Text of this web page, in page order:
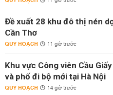
Đề xuất 28 khu đô thị nén
Cần Thơ
QUY HOẠCH 11 giờ trước
Khu vực Công viên Cầu
và phố đi bộ mới tại Hà Nội
QUY HOẠCH 14 giờ trước